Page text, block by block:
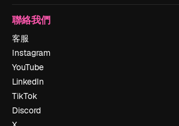
聯絡我們
客服
Instagram
YouTube
LinkedIn
TikTok
Discord